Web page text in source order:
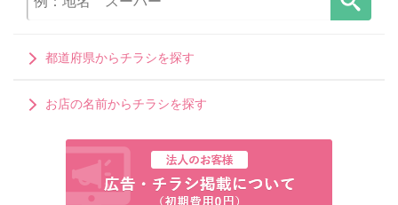
都道府県からチラシを探す
お店の名前からチラシを探す